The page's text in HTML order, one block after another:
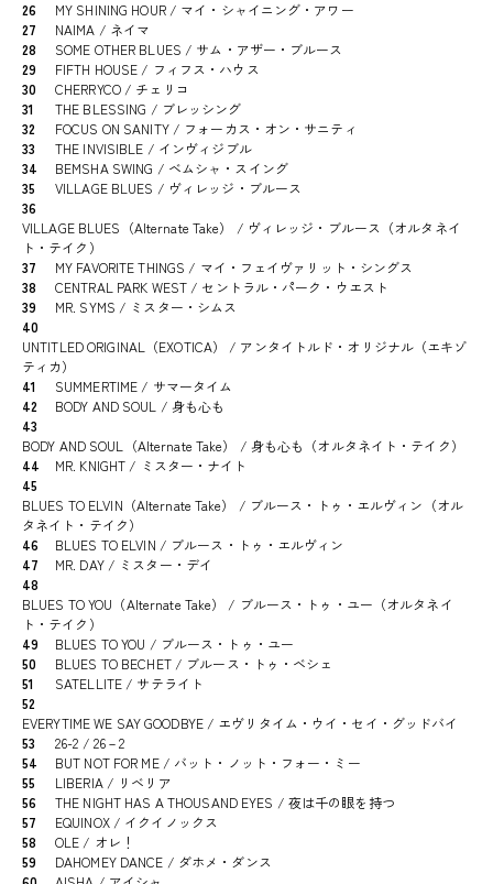
26
MY SHINING HOUR / マイ・シャイニング・アワー
27
NAIMA / ネイマ
28
SOME OTHER BLUES / サム・アザー・ブルース
29
FIFTH HOUSE / フィフス・ハウス
30
CHERRYCO / チェリコ
31
THE BLESSING / ブレッシング
32
FOCUS ON SANITY / フォーカス・オン・サニティ
33
THE INVISIBLE / インヴィジブル
34
BEMSHA SWING / ベムシャ・スイング
35
VILLAGE BLUES / ヴィレッジ・ブルース
36
VILLAGE BLUES（Alternate Take） / ヴィレッジ・ブルース（オルタネイ
ト・テイク）
37
MY FAVORITE THINGS / マイ・フェイヴァリット・シングス
38
CENTRAL PARK WEST / セントラル・パーク・ウエスト
39
MR. SYMS / ミスター・シムス
40
UNTITLED ORIGINAL（EXOTICA） / アンタイトルド・オリジナル（エキゾ
ティカ）
41
SUMMERTIME / サマータイム
42
BODY AND SOUL / 身も心も
43
BODY AND SOUL（Alternate Take） / 身も心も（オルタネイト・テイク）
44
MR. KNIGHT / ミスター・ナイト
45
BLUES TO ELVIN（Alternate Take） / ブルース・トゥ・エルヴィン（オル
タネイト・テイク）
46
BLUES TO ELVIN / ブルース・トゥ・エルヴィン
47
MR. DAY / ミスター・デイ
48
BLUES TO YOU（Alternate Take） / ブルース・トゥ・ユー（オルタネイ
ト・テイク）
49
BLUES TO YOU / ブルース・トゥ・ユー
50
BLUES TO BECHET / ブルース・トゥ・ベシェ
51
SATELLITE / サテライト
52
EVERYTIME WE SAY GOODBYE / エヴリタイム・ウイ・セイ・グッドバイ
53
26-2 / 26－2
54
BUT NOT FOR ME / バット・ノット・フォー・ミー
55
LIBERIA / リベリア
56
THE NIGHT HAS A THOUSAND EYES / 夜は千の眼を持つ
57
EQUINOX / イクイノックス
58
OLE / オレ！
59
DAHOMEY DANCE / ダホメ・ダンス